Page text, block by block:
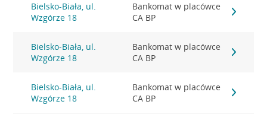
Bielsko-Biała, ul.
Wzgórze 18
Bankomat w placówce
CA BP
Bielsko-Biała, ul.
Wzgórze 18
Bankomat w placówce
CA BP
Bielsko-Biała, ul.
Wzgórze 18
Bankomat w placówce
CA BP